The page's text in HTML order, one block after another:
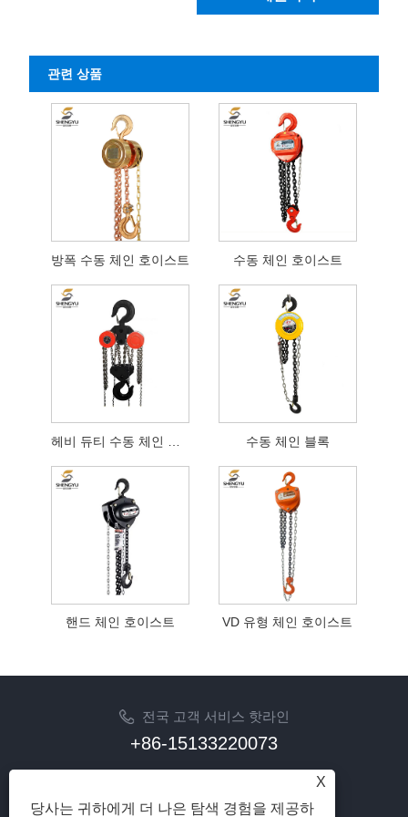
관련 상품
방폭 수동 체인 호이스트 수동 체인 호이스트
수동 체인 블록
핸드 체인 호이스트 VD 유형 체인 호이스트
전국 고객 서비스 핫라인
+86-15133220073
sherry@syhoist.com
X
당사는 귀하에게 더 나은 탐색 경험을 제공하